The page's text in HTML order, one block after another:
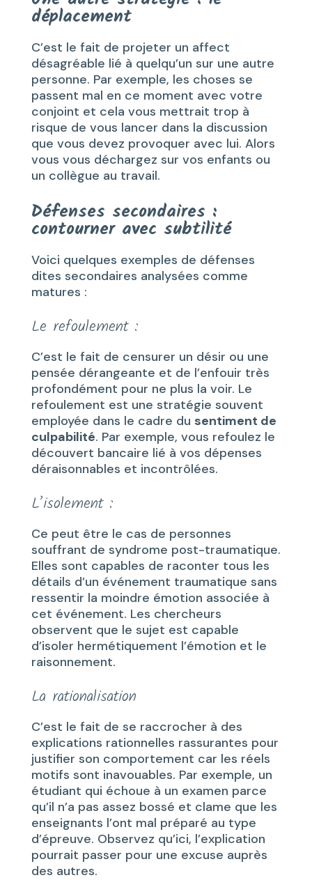
déplacement
C’est le fait de projeter un affect
désagréable lié à quelqu’un sur une autre
personne. Par exemple, les choses se
passent mal en ce moment avec votre
conjoint et cela vous mettrait trop à
risque de vous lancer dans la discussion
que vous devez provoquer avec lui. Alors
vous vous déchargez sur vos enfants ou
un collègue au travail.
Défenses secondaires :
contourner avec subtilité
Voici quelques exemples de défenses
dites secondaires analysées comme
matures :
Le refoulement :
C’est le fait de censurer un désir ou une
pensée dérangeante et de l’enfouir très
profondément pour ne plus la voir. Le
refoulement est une stratégie souvent
employée dans le cadre du sentiment de
culpabilité. Par exemple, vous refoulez le
découvert bancaire lié à vos dépenses
déraisonnables et incontrôlées.
L’isolement :
Ce peut être le cas de personnes
souffrant de syndrome post-traumatique.
Elles sont capables de raconter tous les
détails d’un événement traumatique sans
ressentir la moindre émotion associée à
cet événement. Les chercheurs
observent que le sujet est capable
d’isoler hermétiquement l’émotion et le
raisonnement.
La rationalisation
C’est le fait de se raccrocher à des
explications rationnelles rassurantes pour
justifier son comportement car les réels
motifs sont inavouables. Par exemple, un
étudiant qui échoue à un examen parce
qu’il n’a pas assez bossé et clame que les
enseignants l’ont mal préparé au type
d’épreuve. Observez qu’ici, l’explication
pourrait passer pour une excuse auprès
des autres.